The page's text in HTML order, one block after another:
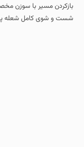
بازکردن مسیر با سوزن
شست‌ و شوی کامل شعله‌